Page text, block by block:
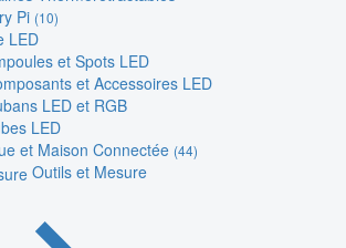
Pi (10)
LED
et Spots LED
et Accessoires LED
LED et RGB
LED
et Maison Connectée (44)
Outils et Mesure